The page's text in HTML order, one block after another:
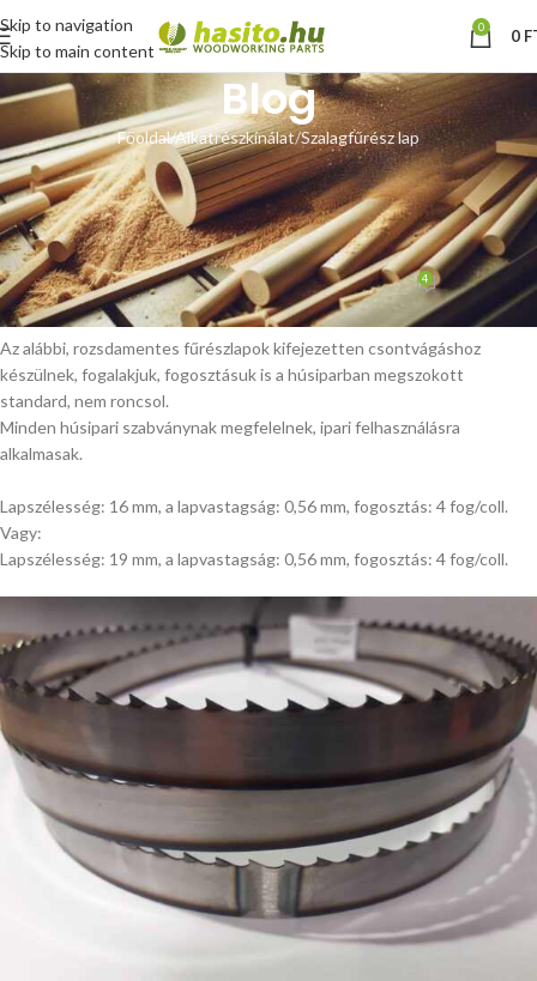
Skip to navigation
Skip to main content
0 0
Blog
Főoldal Alkatrészkínálat Szalagfűrész lap
SZALAGFŰRÉSZ LAP
Csontvágó rozsdamentes
szalagfűrészlap
Hoffmann ZsoltBe augusztus 21, 2020 4
Az alábbi, rozsdamentes fűrészlapok kifejezetten csontvágáshoz
készülnek, fogalakjuk, fogosztásuk is a húsiparban megszokott
standard, nem roncsol.
Minden húsipari szabványnak megfelelnek, ipari felhasználásra
alkalmasak.
Lapszélesség: 16 mm, a lapvastagság: 0,56 mm, fogosztás: 4 fog/coll.
Vagy:
Lapszélesség: 19 mm, a lapvastagság: 0,56 mm, fogosztás: 4 fog/coll.